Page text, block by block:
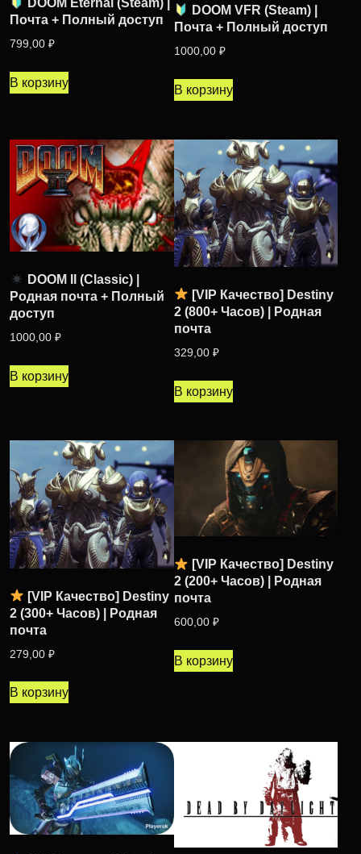
DOOM Eternal (Steam) |
Почта + Полный доступ
799,00 ₽
В корзину
DOOM VFR (Steam) |
Почта + Полный доступ
1000,00 ₽
В корзину
DOOM II (Classic) |
Родная почта + Полный
доступ
1000,00 ₽
В корзину
[VIP Качество] Destiny
2 (800+ Часов) | Родная
почта
329,00 ₽
В корзину
[VIP Качество] Destiny
2 (300+ Часов) | Родная
почта
279,00 ₽
В корзину
[VIP Качество] Destiny
2 (200+ Часов) | Родная
почта
600,00 ₽
В корзину